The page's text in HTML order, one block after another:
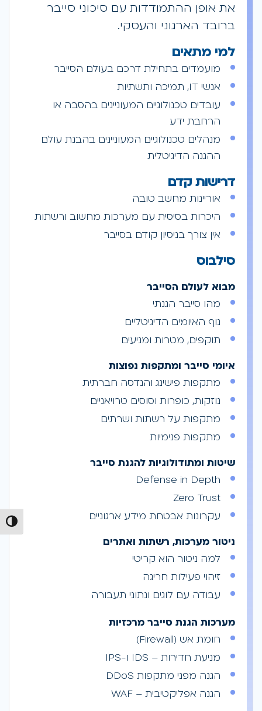
את אופן ההתמודדות עם סיכוני סייבר
ברובד הארגוני והעסקי.
למי מתאים
מועמדים בתחילת דרכם בעולם הסייבר
אנשי IT, תמיכה ותשתיות
עובדים טכנולוגיים המעוניינים בהסבה או
הרחבת ידע
מנהלים טכנולוגיים המעוניינים בהבנת עולם
ההגנה הדיגיטלית
דרישות קדם
אוריינות מחשב טובה
היכרות בסיסית עם מערכות מחשוב ורשתות
אין צורך בניסיון קודם בסייבר
סילבוס
מבוא לעולם הסייבר
מהו סייבר הגנתי
נוף האיומים הדיגיטליים
תוקפים, מטרות ומניעים
איומי סייבר ומתקפות נפוצות
מתקפות פישינג והנדסה חברתית
נוזקות, כופרות וסוסים טרויאניים
מתקפות על רשתות ושרתים
מתקפות פנימיות
שיטות ומתודולוגיות להגנת סייבר
Defense in Depth
Zero Trust
עקרונות אבטחת מידע ארגוניים
ניטור מערכות, רשתות ואתרים
למה ניטור הוא קריטי
זיהוי פעילות חריגה
עבודה עם לוגים ונתוני תעבורה
מערכות הגנת סייבר מרכזיות
חומת אש (Firewall)
מניעת חדירות – IDS ו-IPS
הגנה מפני מתקפות DDoS
הגנה אפליקטיבית – WAF